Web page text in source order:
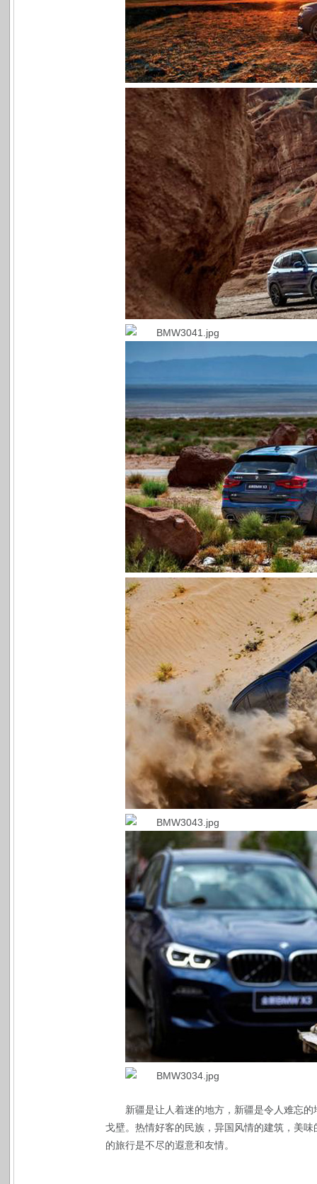
新疆是让人着迷的地方，新疆是令人难忘
戈壁。热情好客的民族，异国风情的建筑，美
的旅行是不尽的遐意和友情。